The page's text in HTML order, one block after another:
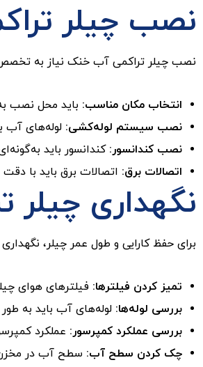
نصب چیلر
نصب چیلر تراکمی آب خنک نیاز به
انتخاب مکان مناسب: باید محل نصب
نصب سیستم لوله‌کشی: لوله‌های آب
نصب کندانسور: کندانسور باید
اتصالات برق: اتصالات برق باید با
نگهداری
برای حفظ کارایی و طول عمر چیلر،
تمیز کردن فیلترها: فیلترهای هوای
بررسی لوله‌ها: لوله‌های آب باید به
بررسی عملکرد کمپرسور: عملکرد
چک کردن سطح آب: سطح آب در مخزن